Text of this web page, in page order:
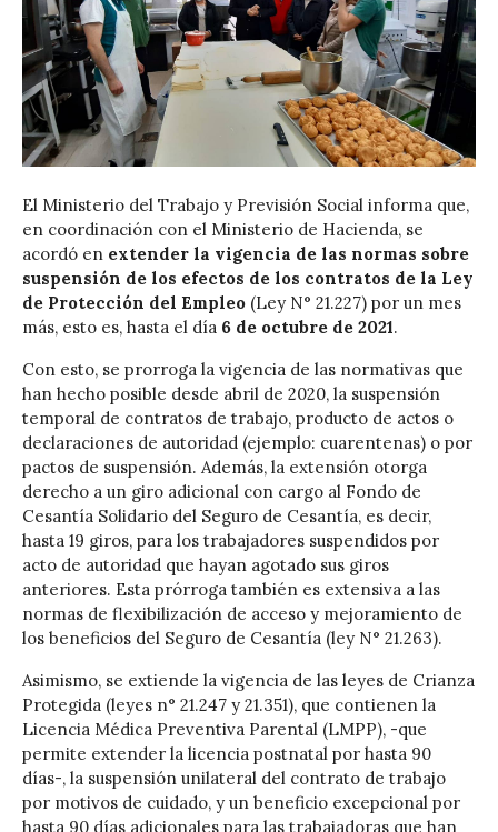
El Ministerio del Trabajo y Previsión Social informa que,
en coordinación con el Ministerio de Hacienda, se
acordó en extender la vigencia de las normas sobre
suspensión de los efectos de los contratos de la Ley
de Protección del Empleo (Ley N° 21.227) por un mes
más, esto es, hasta el día 6 de octubre de 2021.
Con esto, se prorroga la vigencia de las normativas que
han hecho posible desde abril de 2020, la suspensión
temporal de contratos de trabajo, producto de actos o
declaraciones de autoridad (ejemplo: cuarentenas) o por
pactos de suspensión. Además, la extensión otorga
derecho a un giro adicional con cargo al Fondo de
Cesantía Solidario del Seguro de Cesantía, es decir,
hasta 19 giros, para los trabajadores suspendidos por
acto de autoridad que hayan agotado sus giros
anteriores. Esta prórroga también es extensiva a las
normas de flexibilización de acceso y mejoramiento de
los beneficios del Seguro de Cesantía (ley N° 21.263).
Asimismo, se extiende la vigencia de las leyes de Crianza
Protegida (leyes n° 21.247 y 21.351), que contienen la
Licencia Médica Preventiva Parental (LMPP), -que
permite extender la licencia postnatal por hasta 90
días-, la suspensión unilateral del contrato de trabajo
por motivos de cuidado, y un beneficio excepcional por
hasta 90 días adicionales para las trabajadoras que han